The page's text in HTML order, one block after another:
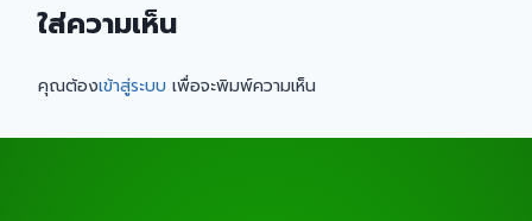
ใส่ความเห็น
คุณต้องเข้าสู่ระบบ เพื่อจะพิมพ์ความเห็น